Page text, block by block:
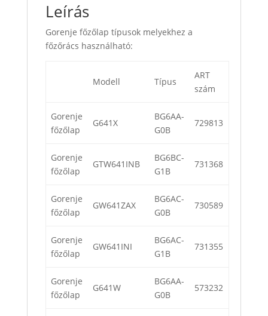
Leírás
Gorenje főzőlap típusok melyekhez a
főzőrács használható:
Modell Típus
ART
szám
Gorenje
főzőlap
G641X
BG6AA-
G0B
729813
Gorenje
főzőlap
GTW641INB
BG6BC-
G1B
731368
Gorenje
főzőlap
GW641ZAX
BG6AC-
G0B
730589
Gorenje
főzőlap
GW641INI
BG6AC-
G1B
731355
Gorenje
főzőlap
G641W
BG6AA-
G0B
573232